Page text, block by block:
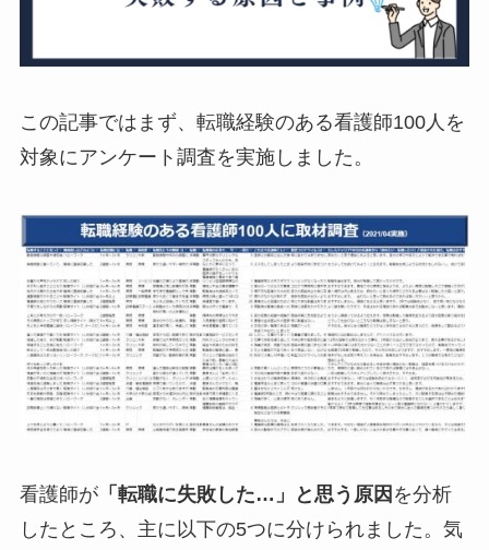
この記事ではまず、転職経験のある看護師100人を
対象にアンケート調査を実施しました。
看護師が「転職に失敗した…」と思う原因 を分析
したところ、主に以下の5つに分けられました。気